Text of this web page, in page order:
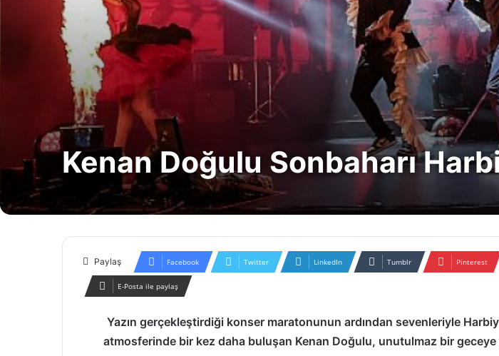
Kenan Doğulu Sonbaharı
Paylaş Facebook Twitter LinkedIn Tumblr Pinterest
E-Posta ile paylaş
Yazın gerçekleştirdiği konser maratonunun ardından sevenleriyle
atmosferinde bir kez daha buluşan Kenan Doğulu, unutulmaz bir geceye